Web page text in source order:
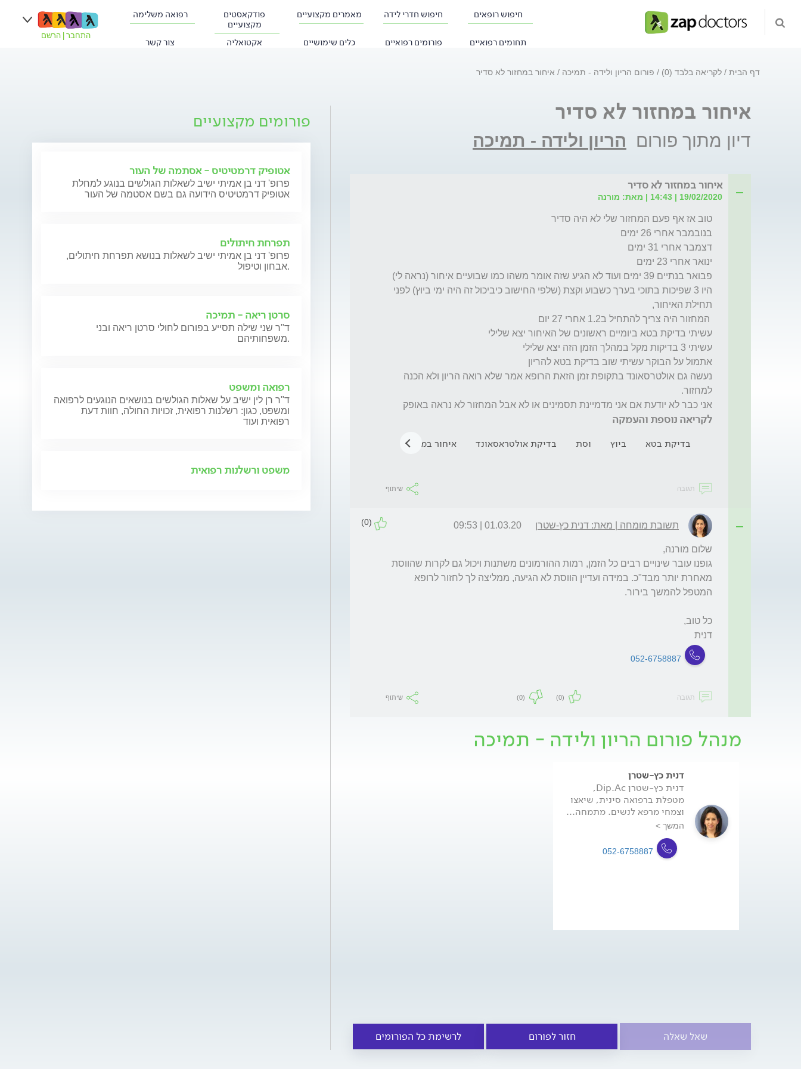
חיפוש רופאים חיפוש חדרי לידה מאמרים מקצועיים
פודקאסטים
מקצועיים
רפואה משלימה
תחומים רפואיים פורומים רפואיים כלים שימושיים אקטואליה צור קשר
התחבר הרשם
דף הבית לקריאה בלבד (0) פורום הריון ולידה - תמיכה איחור במחזור לא סדיר
איחור במחזור לא סדיר
דיון מתוך פורום הריון ולידה - תמיכה
איחור במחזור לא סדיר
19/02/2020 | 14:43 | מאת: מורנה
אני כבר לא יודעת אם אני מדמיינת תסמינים או לא אבל המחזור לא נראה באופק
לקריאה נוספת והעמקה
בדיקת בטא ביוץ וסת בדיקת אולטראסאונד איחור במחזור
תגובה שיתוף
תשובת מומחה | מאת: דנית כץ-שטרן 01.03.20 | 09:53
(0)
דנית
052-6758887
תגובה (0)
(0) שיתוף
מנהל פורום הריון ולידה - תמיכה
דנית כץ-שטרן
דנית כץ-שטרן Dip.Ac,
מטפלת ברפואה סינית, שיאצו
וצמחי מרפא לנשים. מתמחה...
המשך >
052-6758887
שאל שאלה חזור לפורום לרשימת כל הפורומים
פורומים מקצועיים
אטופיק דרמטיטיס - אסתמה של העור
פרופ' דני בן אמיתי ישיב לשאלות הגולשים בנוגע למחלת
אטופיק דרמטיטיס הידועה גם בשם אסטמה של העור
תפרחת חיתולים
פרופ' דני בן אמיתי ישיב לשאלות בנושא תפרחת חיתולים,
אבחון וטיפול.
סרטן ריאה - תמיכה
ד"ר שני שילה תסייע בפורום לחולי סרטן ריאה ובני
משפחותיהם.
רפואה ומשפט
ד"ר רן לין ישיב על שאלות הגולשים בנושאים הנוגעים לרפואה
ומשפט, כגון: רשלנות רפואית, זכויות החולה, חוות דעת
רפואית ועוד
משפט ורשלנות רפואית